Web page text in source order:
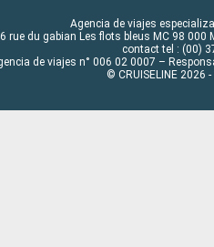
Agencia de viajes
rue du gabian Les flots bleus MC 98 000
contact tel : (00)
de viajes n° 006 02 0007 –
© CRUISELINE 2026